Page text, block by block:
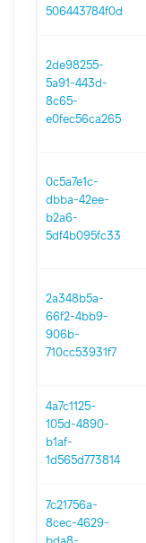
506443784f0d
2de98255-
5a91-443d-
8c65-
e0fec56ca265
0c5a7e1c-
dbba-42ee-
b2a6-
5df4b095fc33
2a348b5a-
66f2-4bb9-
906b-
710cc53931f7
4a7c1125-
105d-4890-
b1af-
1d565d773814
7c21756a-
8cec-4629-
bda8-